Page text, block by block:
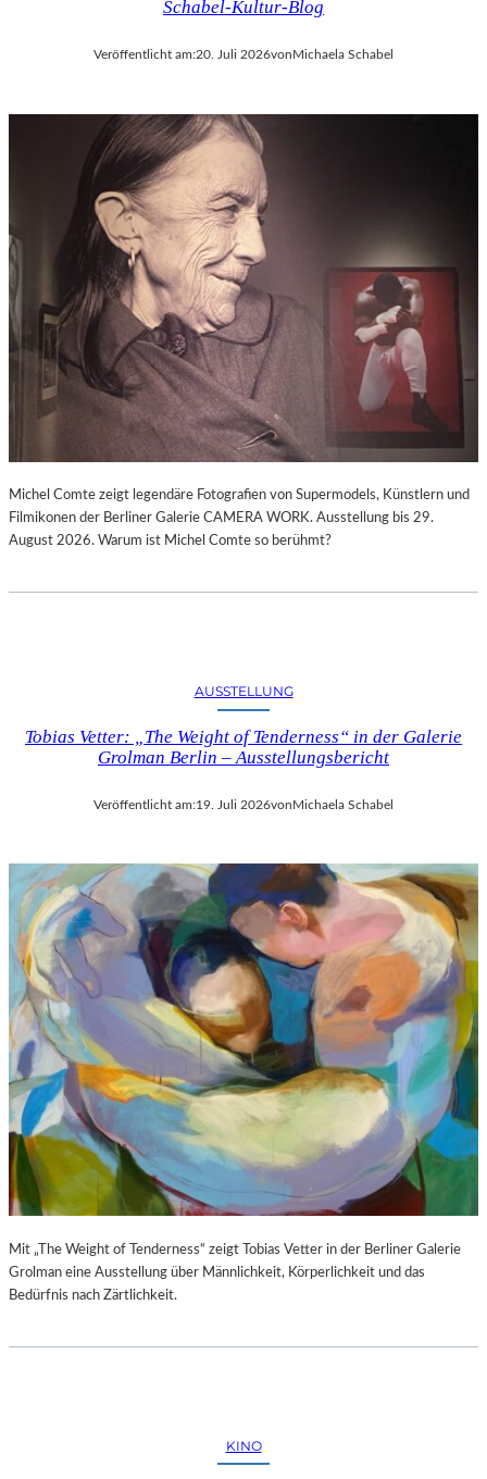
Schabel-Kultur-Blog
Veröffentlicht am:20. Juli 2026von Michaela Schabel
Michel Comte zeigt legendäre Fotografien von Supermodels, Künstlern und
Filmikonen der Berliner Galerie CAMERA WORK. Ausstellung bis 29.
August 2026. Warum ist Michel Comte so berühmt?
AUSSTELLUNG
Tobias Vetter: „The Weight of Tenderness“ in der Galerie
Grolman Berlin – Ausstellungsbericht
Veröffentlicht am:19. Juli 2026von Michaela Schabel
Mit „The Weight of Tenderness“ zeigt Tobias Vetter in der Berliner Galerie
Grolman eine Ausstellung über Männlichkeit, Körperlichkeit und das
Bedürfnis nach Zärtlichkeit.
KINO